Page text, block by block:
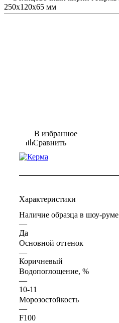
250х120х65 мм
В избранное
Сравнить
Характеристики
Наличие образца в шоу-руме
—
Да
Основной оттенок
—
Коричневый
Водопоглощение, %
—
10-11
Морозостойкость
—
F100